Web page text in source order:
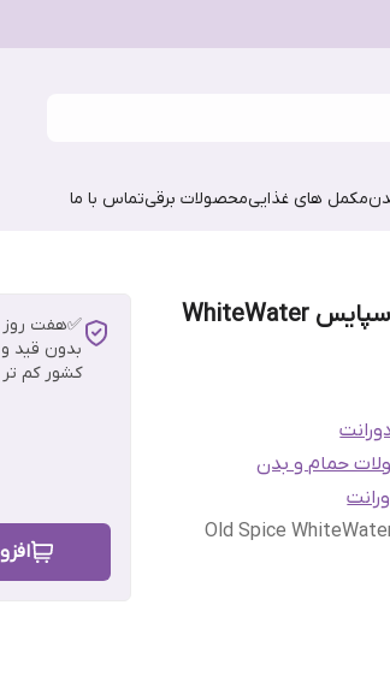
مکمل های غذاییمحصولات برقیتماس با ما
استیک ضد تعریق الد اسپایس WhiteWater
حمام و بدن
Old Spice
✅هفت
بدون قید
کشور کم تر از 5 روز